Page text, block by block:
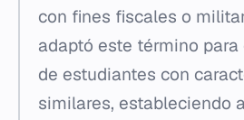
con fines fiscales o
adaptó este término
de estudiantes con
similares, estableciendo